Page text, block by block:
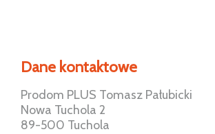
Dane kontaktowe
Prodom PLUS Tomasz Pałubicki
Nowa Tuchola 2
89-500 Tuchola